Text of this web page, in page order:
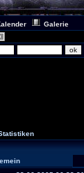
Galerie